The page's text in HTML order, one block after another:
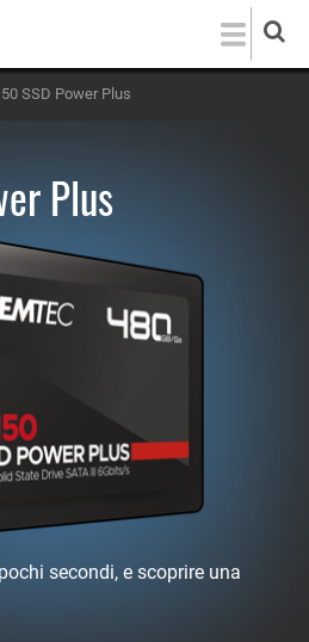
SSD Power Plus
Plus
secondi, e scoprire una